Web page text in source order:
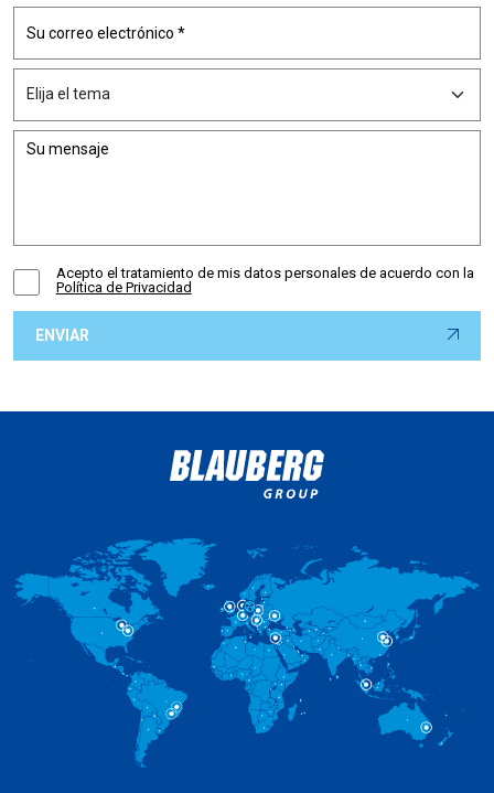
Acepto el tratamiento de mis datos personales de acuerdo con la
Política de Privacidad